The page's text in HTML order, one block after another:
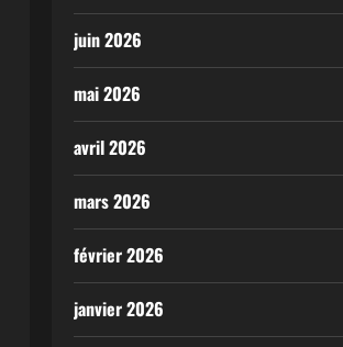
juin 2026
mai 2026
avril 2026
mars 2026
février 2026
janvier 2026